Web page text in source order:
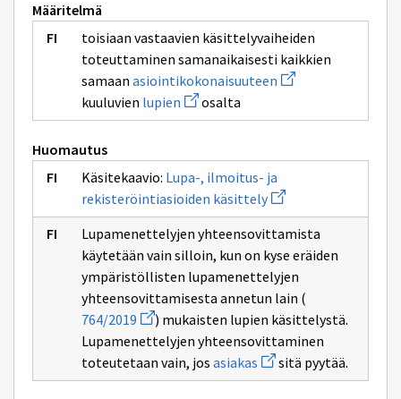
Määritelmä
toisiaan vastaavien käsittelyvaiheiden
toteuttaminen samanaikaisesti kaikkien
samaan asiointikokonaisuuteen Avaa
uuden
sivulle
kuuluvien lupien Avaa
uuden
ikkunan
osalta
Huomautus
Käsitekaavio: Lupa-, ilmoitus- ja
rekisteröintiasioiden käsittelyAvaa
uuden
ikkunan
sivulle
Lupa-,
ilmoitus-
ja
rekisteröintiasioiden
käsittely
Lupamenettelyjen yhteensovittamista
käytetään vain silloin, kun on kyse eräiden
ympäristöllisten lupamenettelyjen
yhteensovittamisesta annetun lain (
764/2019 Avaa
uuden
ikkunan
sivulle
764/2019
) mukaisten lupien käsittelystä.
Lupamenettelyjen yhteensovittaminen
toteutetaan vain, jos asiakas Avaa
uuden
ikkunan
sitä pyytää.